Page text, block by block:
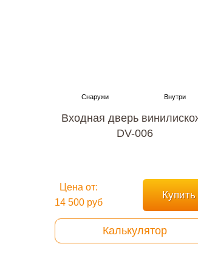
Входная дверь
DV-006
Цена от:
14 500 руб
Купить
Калькулятор